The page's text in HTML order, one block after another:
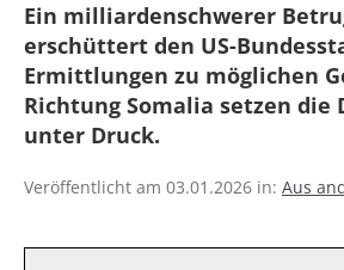
Ein milliardenschwerer
erschüttert den US-
Ermittlungen zu möglichen
Richtung Somalia setzen die
unter Druck.
Veröffentlicht am 03.01.2026 in: Aus